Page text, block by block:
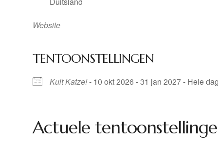
Website
TENTOONSTELLINGEN
Kult Katze!- 10 okt 2026 - 31 jan 2027 - Hele
Actuele